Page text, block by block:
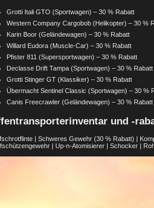
Grotti Itali GTO (Sportwagen) – 30 % Rabatt
Western Company Cargobob (Helikopter) – 30 %
Karin Boor (Geländewagen) – 30 % Rabatt
Willard Eudora (Muscle-Car) – 30 % Rabatt
Pfister 811 (Supersportwagen) – 30 % Rabatt
Declasse Drift Tampa (Sportwagen) – 30 % Rabatt
Grotti Stinger GT (Klassiker) – 30 % Rabatt
Übermacht Sentinel Classic (Sportwagen) – 30 %
Canis Freecrawler (Geländewagen) – 30 % Rabatt
und -
| Schweres Gewehr (30 % Rabatt) |
| Up-n-Atomisierer | Schocker |